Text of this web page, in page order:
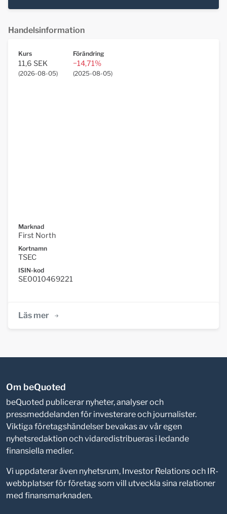
Handelsinformation
Kurs
11,6 SEK
(2026-08-05)
Förändring
−14,71%
(2025-08-05)
Marknad
First North
Kortnamn
TSEC
ISIN-kod
SE0010469221
Läs mer
Om beQuoted
beQuoted publicerar nyheter, analyser och
pressmeddelanden för investerare och journalister.
Viktiga företagshändelser bevakas av vår egen
nyhetsredaktion och vidaredistribueras i ledande
finansiella medier.
Vi uppdaterar även nyhetsrum, Investor Relations och IR-
webbplatser för företag som vill utveckla sina relationer
med finansmarknaden.